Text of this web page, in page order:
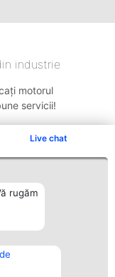
Live chat
rugăm
industrie
motorul
servicii!
Contact